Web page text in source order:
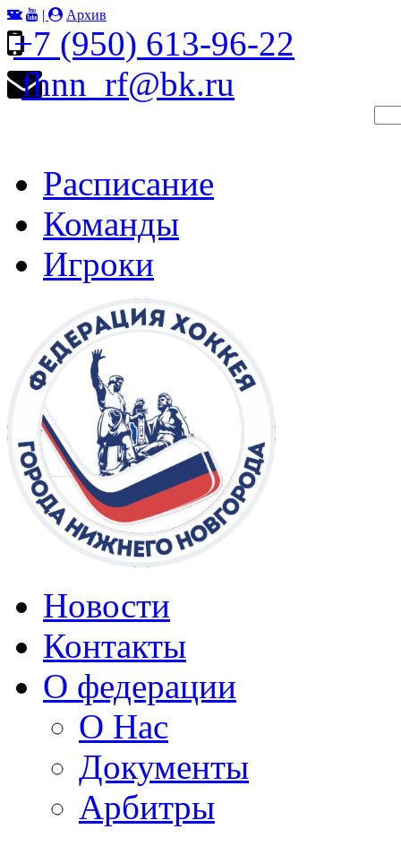
| Архив
+7 (950) 613-96-22
fhnn_rf@bk.ru
Расписание
Команды
Игроки
Новости
Контакты
О федерации
О Нас
Документы
Арбитры